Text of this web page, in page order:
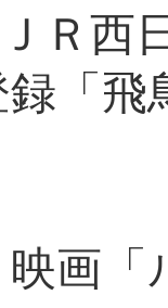
Ｒ西
「
画